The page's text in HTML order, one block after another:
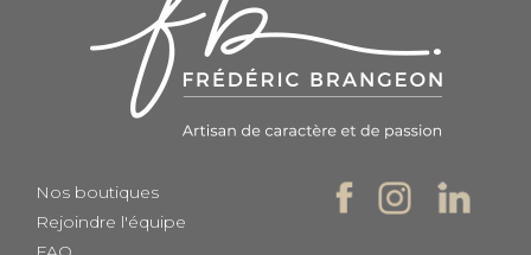
Nos boutiques
Rejoindre l'équipe